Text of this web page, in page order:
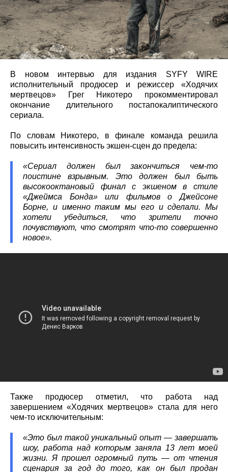
В новом интервью для издания SYFY WIRE
исполнительный продюсер и режиссер «Ходячих
мертвецов» Грег Никотеро прокомментировал
окончание длительного постапокалиптического
сериала.
По словам Никотеро, в финале команда решила
повысить интенсивность экшен-сцен до предела:
«Сериал должен был закончиться чем-то
поистине взрывным. Это должен был быть
высокооктановый финал с экшеном в стиле
«Джеймса Бонда» или фильмов о Джейсоне
Борне, и именно таким мы его и сделали. Мы
хотели убедиться, что зрители точно
почувствуют, что смотрят что-то совершенно
новое».
Также продюсер отметил, что работа над
завершением «Ходячих мертвецов» стала для него
чем-то исключительным:
«Это был такой уникальный опыт — завершать
шоу, работа над которым заняла 13 лет моей
жизни. Я прошел огромный путь — от чтения
сценария за год до того, как он был продан